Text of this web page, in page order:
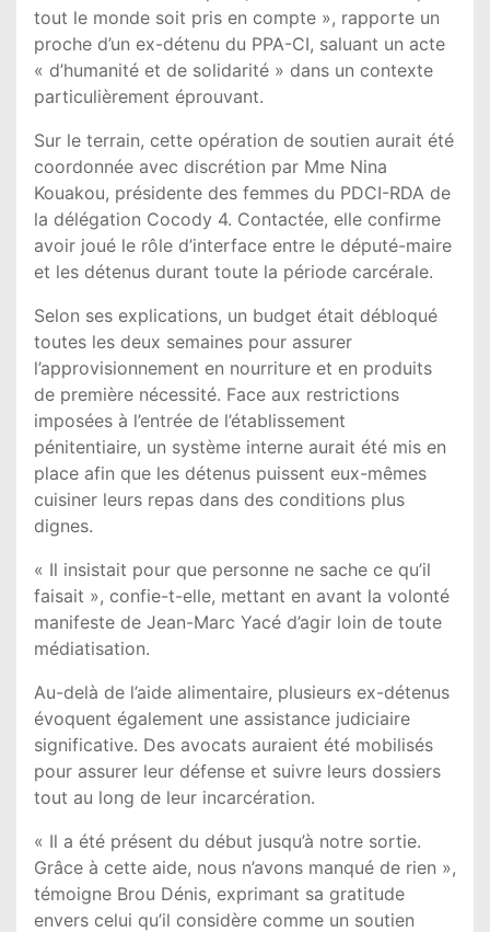
tout le monde soit pris en compte », rapporte un
proche d’un ex-détenu du PPA-CI, saluant un acte
« d’humanité et de solidarité » dans un contexte
particulièrement éprouvant.
Sur le terrain, cette opération de soutien aurait été
coordonnée avec discrétion par Mme Nina
Kouakou, présidente des femmes du PDCI-RDA de
la délégation Cocody 4. Contactée, elle confirme
avoir joué le rôle d’interface entre le député-maire
et les détenus durant toute la période carcérale.
Selon ses explications, un budget était débloqué
toutes les deux semaines pour assurer
l’approvisionnement en nourriture et en produits
de première nécessité. Face aux restrictions
imposées à l’entrée de l’établissement
pénitentiaire, un système interne aurait été mis en
place afin que les détenus puissent eux-mêmes
cuisiner leurs repas dans des conditions plus
dignes.
« Il insistait pour que personne ne sache ce qu’il
faisait », confie-t-elle, mettant en avant la volonté
manifeste de Jean-Marc Yacé d’agir loin de toute
médiatisation.
Au-delà de l’aide alimentaire, plusieurs ex-détenus
évoquent également une assistance judiciaire
significative. Des avocats auraient été mobilisés
pour assurer leur défense et suivre leurs dossiers
tout au long de leur incarcération.
« Il a été présent du début jusqu’à notre sortie.
Grâce à cette aide, nous n’avons manqué de rien »,
témoigne Brou Dénis, exprimant sa gratitude
envers celui qu’il considère comme un soutien